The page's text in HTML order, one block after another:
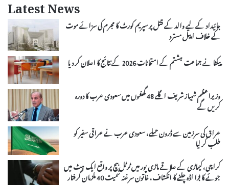
Latest News
جائیداد کے لیے والد کے قتل پر سپریم کورٹ کا مجرم کی سزائے موت
کے خلاف اپیل مسترد
پیکٹا نے جماعت ہشتم کے امتحانات 2026 کے نتائج کا اعلان کر دیا
وزیراعظم شہباز شریف اگلے 48 گھنٹوں میں سعودی عرب کا دورہ
کریں گے
عراق کی سرزمین سے ڈرون حملے، سعودی عرب نے عراقی سفیر کو
طلب کر لیا
کراچی، کیماڑی کے علاقے ماڑی پور میں ٹرٹل بیچ پر واقع ایک ہٹ میں
جوئے کا بڑا اڈہ چلنے کا انکشاف، خاتون سرغنہ سمیت 40 ملزمان گرفتار